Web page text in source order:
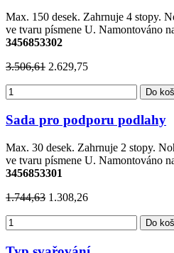
Max. 150 desek. Zahrnuje 4 stopy.
ve tvaru písmene U. Namontováno
3456853302
3.506,61 2.629,75
Do
Sada pro podporu podlahy
Max. 30 desek. Zahrnuje 2 stopy.
ve tvaru písmene U. Namontováno
3456853301
1.744,63 1.308,26
Do